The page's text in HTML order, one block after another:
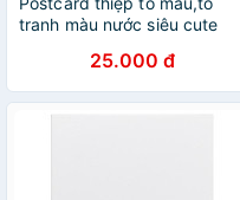
tranh màu nước siêu cute
300gsm, coldpress
25.000 đ